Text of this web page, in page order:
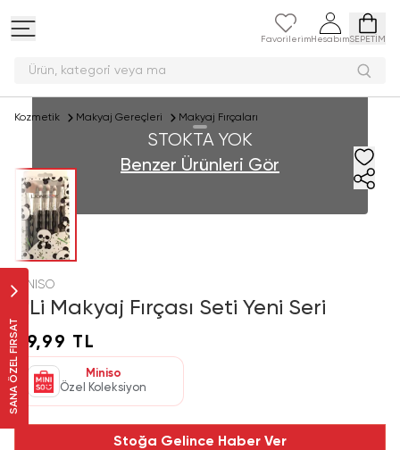
Favorilerim HesabımSEPETİM
Ürün, kategori vey
SANA ÖZEL FIRSAT
Kozmetik Makyaj Gereçleri Makyaj Fırçaları
STOKTA YOK
Benzer Ürünleri Gör
MINISO
5'Li Makyaj Fırçası Seti Yeni Seri
79,99 TL
Miniso
Özel Koleksiyon
Stoğa Gelince Haber Ver